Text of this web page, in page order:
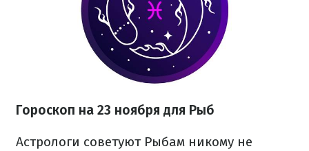
Гороскоп на 23 ноября для Рыб
Астрологи советуют Рыбам никому не